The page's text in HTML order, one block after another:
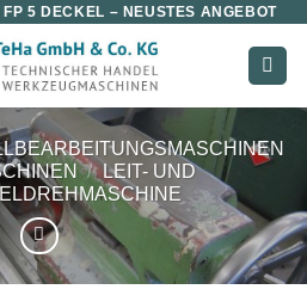
5 DECKEL – NEUSTES ANGEBOT
/ LEIT- UND